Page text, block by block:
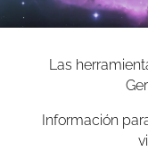
Las
Información